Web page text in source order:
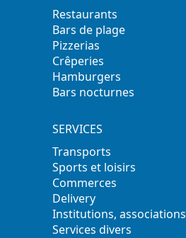
Restaurants
Bars de plage
Pizzerias
Crêperies
Hamburgers
Bars nocturnes
SERVICES
Transports
Sports et loisirs
Commerces
Delivery
Institutions, associations
Services divers